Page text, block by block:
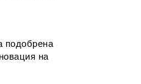
подобрена
на